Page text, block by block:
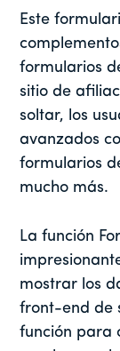
Este
formularios
sitio de
soltar, los
avanzados
formularios
mucho más.
La función
mostrar los
front-end de
función para